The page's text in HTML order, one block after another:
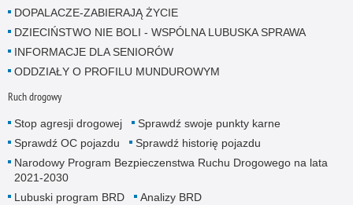
DOPALACZE-ZABIERAJĄ ŻYCIE
DZIECIŃSTWO NIE BOLI - WSPÓLNA LUBUSKA SPRAWA
INFORMACJE DLA SENIORÓW
ODDZIAŁY O PROFILU MUNDUROWYM
Ruch drogowy
Stop agresji drogowej
Sprawdź swoje punkty karne
Sprawdź OC pojazdu
Sprawdź historię pojazdu
Narodowy Program Bezpieczenstwa Ruchu Drogowego na lata
2021-2030
Lubuski program BRD
Analizy BRD